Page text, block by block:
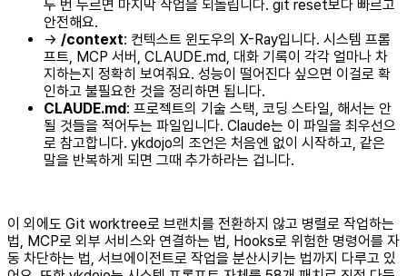
두 번 누르면 마지막 작업을 되돌립니다. git reset보다 빠르고
안전해요.
→ /context: 컨텍스트 윈도우의 X-Ray입니다. 시스템 프롬
프트, MCP 서버, CLAUDE.md, 대화 기록이 각각 얼마나 차
지하는지 정확히 보여줘요. 성능이 떨어진다 싶으면 이걸로 확
인하고 불필요한 것을 정리하면 됩니다.
CLAUDE.md : 프로젝트의 기술 스택, 코딩 스타일, 해서는 안
될 것들을 적어두는 파일입니다. Claude는 이 파일을 최우선으
로 참고합니다. ykdojo의 조언은 처음엔 없이 시작하고, 같은
말을 반복하게 되면 그때 추가하라는 겁니다.
이 외에도 Git worktree로 브랜치를 전환하지 않고 병렬로 작업하는
법, MCP로 외부 서비스와 연결하는 법, Hooks로 위험한 명령어를 자
동 차단하는 법, 서브에이전트로 작업을 분산시키는 법까지 다루고 있